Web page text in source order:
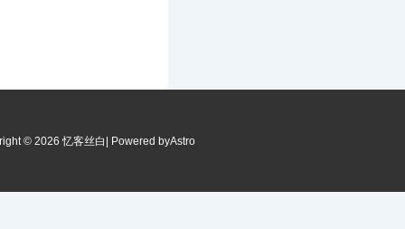
© 2026 忆客丝白 | Powered byAstro